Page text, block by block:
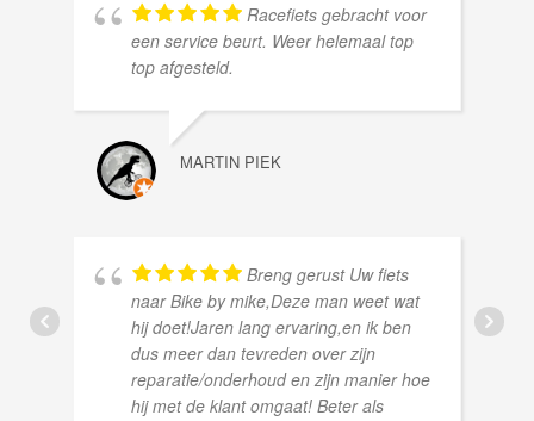
Racefiets gebracht voor
een service beurt. Weer helemaal top
top afgesteld.
MARTIN PIEK
Breng gerust Uw fiets
naar Bike by mike,Deze man weet wat
hij doet!Jaren lang ervaring,en ik ben
dus meer dan tevreden over zijn
reparatie/onderhoud en zijn manier hoe
hij met de klant omgaat! Beter als